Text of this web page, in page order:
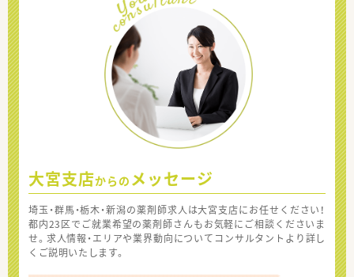
大宮支店からの メッセージ
埼玉・群馬・栃木・新潟の薬剤師求人は大宮支店にお任せください！
都内23区でご就業希望の薬剤師さんもお気軽にご相談くださいま
せ。求人情報・エリアや業界動向についてコンサルタントより詳し
くご説明いたします。